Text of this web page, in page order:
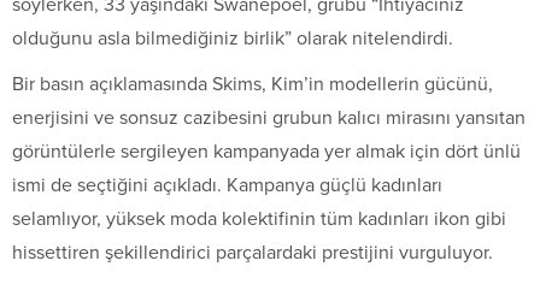
olduğunu asla bilmediğiniz birlik” olarak nitelendirdi.
Bir basın açıklamasında Skims, Kim’in modellerin gücünü,
enerjisini ve sonsuz cazibesini grubun kalıcı mirasını yansıtan
görüntülerle sergileyen kampanyada yer almak için dört ünlü
ismi de seçtiğini açıkladı. Kampanya güçlü kadınları
selamlıyor, yüksek moda kolektifinin tüm kadınları ikon gibi
hissettiren şekillendirici parçalardaki prestijini vurguluyor.